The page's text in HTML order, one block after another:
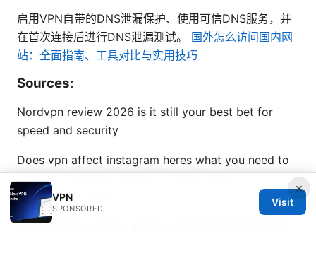
启用VPN自带的DNS泄漏保护、使用可信DNS服务，并
在首次连接后进行DNS泄漏测试。 国外怎么访问国内网
站：全面指南、工具对比与实用技巧
Sources:
Nordvpn review 2026 is it still your best bet for
speed and security
Does vpn affect instagram heres what you need to
know: A Complete Guide to Using VPNs for
Instagram in 2026
2025年免費vpn推薦：讓你在台灣也能順暢無阻翻牆的
×
VPN
SPONSORED
Visit